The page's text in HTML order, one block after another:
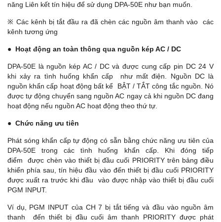
năng Liên kết tín hiệu để sử dụng DPA-50E như bạn muốn.
※ Các kênh bị tắt đầu ra đã chèn các nguồn âm thanh vào các
kênh tương ứng
● Hoạt động an toàn thông qua nguồn kép AC / DC
DPA-50E là nguồn kép AC / DC và được cung cấp pin DC 24 V
khi xảy ra tình huống khẩn cấp như mất điện. Nguồn DC là
nguồn khẩn cấp hoạt động bất kể BẬT / TẮT công tắc nguồn. Nó
được tự động chuyển sang nguồn AC ngay cả khi nguồn DC đang
hoạt động nếu nguồn AC hoạt động theo thứ tự.
● Chức năng ưu tiên
Phát sóng khẩn cấp tự động có sẵn bằng chức năng ưu tiên của
DPA-50E trong các tình huống khẩn cấp. Khi đóng tiếp
điểm được chèn vào thiết bị đầu cuối PRIORITY trên bảng điều
khiển phía sau, tín hiệu đầu vào đến thiết bị đầu cuối PRIORITY
được xuất ra trước khi đầu vào được nhập vào thiết bị đầu cuối
PGM INPUT.
Ví dụ, PGM INPUT của CH 7 bị tắt tiếng và đầu vào nguồn âm
thanh đến thiết bị đầu cuối âm thanh PRIORITY được phát